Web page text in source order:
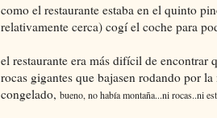
como el restaurante estaba en el quinto
relativamente cerca) cogí el coche para
el restaurante era más difícil de encontrar
rocas gigantes que bajasen rodando por
congelado, bueno, no había montaña...ni rocas..ni